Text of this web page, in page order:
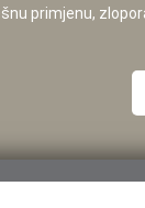
primjenu,